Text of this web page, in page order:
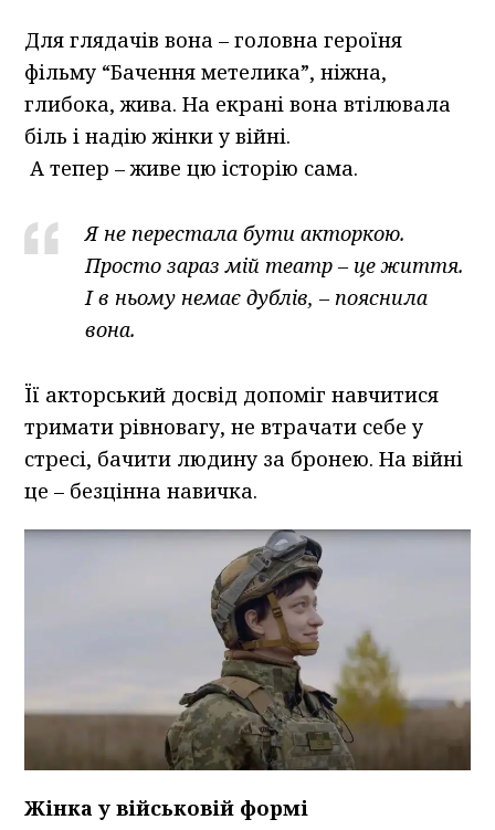
Для глядачів вона – головна героїня
фільму “Бачення метелика”, ніжна,
глибока, жива. На екрані вона втілювала
біль і надію жінки у війні.
А тепер – живе цю історію сама.
Я не перестала бути акторкою.
Просто зараз мій театр – це життя.
І в ньому немає дублів, – пояснила
вона.
Її акторський досвід допоміг навчитися
тримати рівновагу, не втрачати себе у
стресі, бачити людину за бронею. На війні
це – безцінна навичка.
Жінка у військовій формі